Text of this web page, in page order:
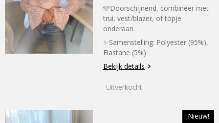
🩷Doorschijnend, combineer met
trui, vest/blazer, of topje
onderaan.
✨Samenstelling: Polyester (95%),
Elastane (5%)
Bekijk details
Uitverkocht
Nieuw!